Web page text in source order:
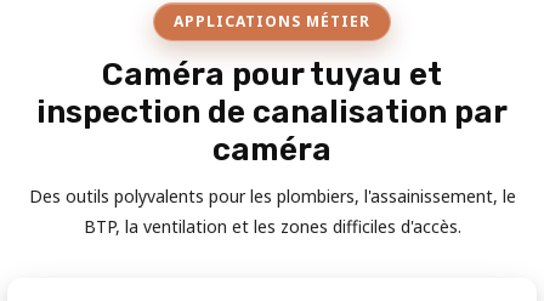
APPLICATIONS MÉTIER
Caméra pour tuyau et
inspection de canalisation par
caméra
Des outils polyvalents pour les plombiers, l'assainissement, le
BTP, la ventilation et les zones difficiles d'accès.